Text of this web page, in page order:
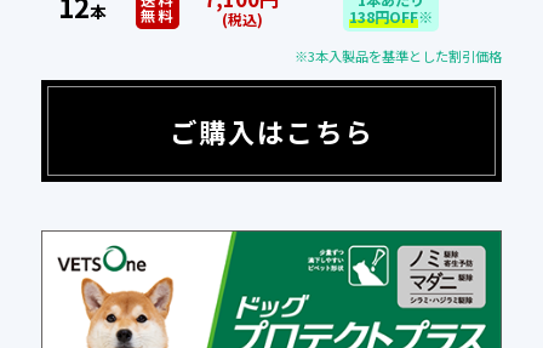
本 無料 (税込) 138円OFF※
※3本入製品を基準とした割引価格
ご購入はこちら